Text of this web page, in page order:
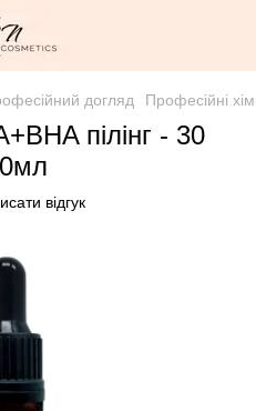
догляд Професійні
пілінг - 30
відгук